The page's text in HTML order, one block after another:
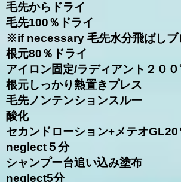
毛先からドライ
毛先100％ドライ
※if necessary 毛先水分飛ばしブ
根元80％ドライ
アイロン固定/ラディアント２０
根元しっかり熱置きプレス
毛先ノンテンションスルー
酸化
セカンドローション+メテオGL20
neglect５分
シャンプー台追い込み塗布
neglect5分